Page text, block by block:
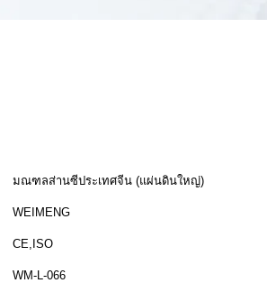
มณฑลส่านซีประเทศจีน (แผ่นดินใหญ่)
WEIMENG
CE,ISO
WM-L-066